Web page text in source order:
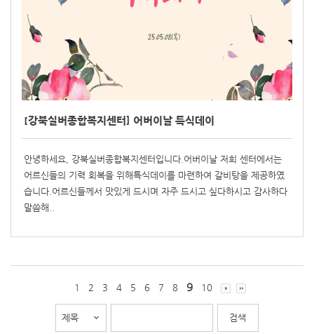
[강북실버종합복지센터] 어버이날 특식데이
안녕하세요, 강북실버종합복지센터입니다.어버이날 저희 센터에서는
어르신들의 기력 회복을 위해특식데이를 마련하여 갈비탕을 제공하였
습니다.어르신들께서 맛있게 드시며 자주 드시고 싶다하시고 감사하다
말씀해..
1 2 3 4 5 6 7 8 9 10